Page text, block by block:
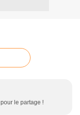
le partage !